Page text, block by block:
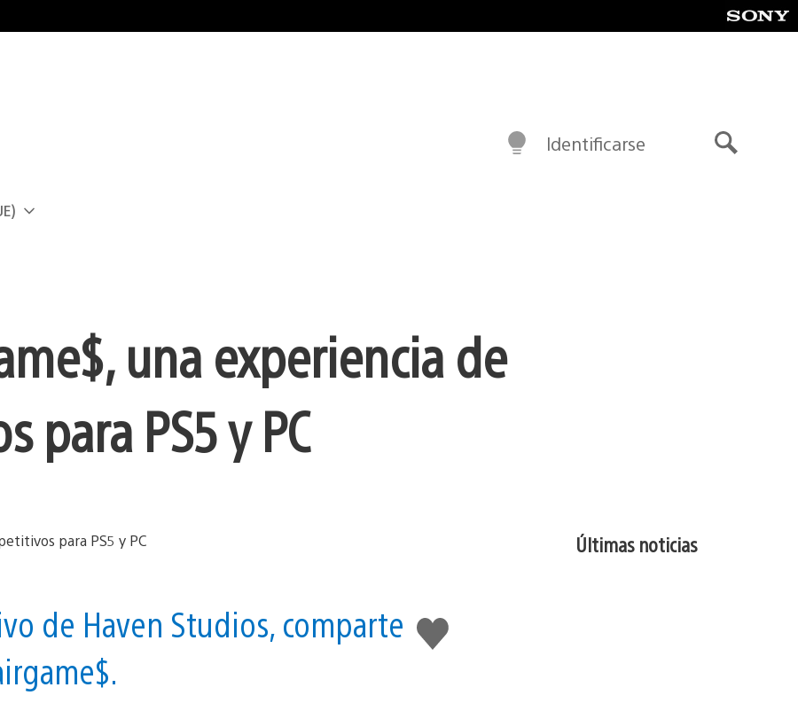
Identificarse
una experiencia de
para PS5 y PC
Me
gusta
esto
de Haven Studios, comparte
Últimas noticias